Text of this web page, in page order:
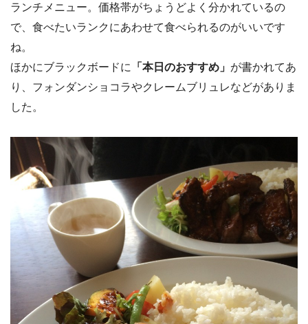
ランチメニュー。価格帯がちょうどよく分かれているの
で、食べたいランクにあわせて食べられるのがいいです
ね。
ほかにブラックボードに
「本日のおすすめ」 が書かれてあ
り、フォンダンショコラやクレームブリュレなどがありま
した。